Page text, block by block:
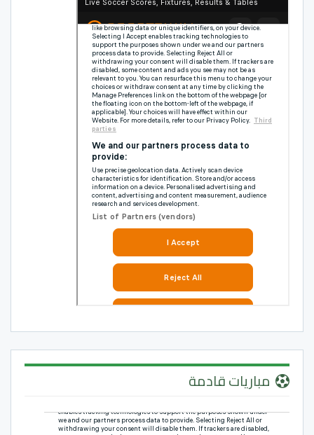
مباريات قادمة